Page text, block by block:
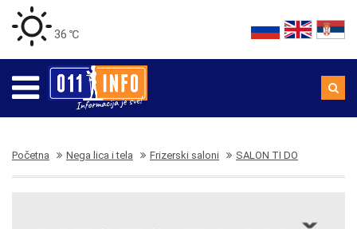
36 ℃
Početna Nega lica i tela Frizerski saloni SALON TI DO